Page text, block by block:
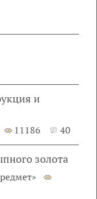
и
11186 40
золота